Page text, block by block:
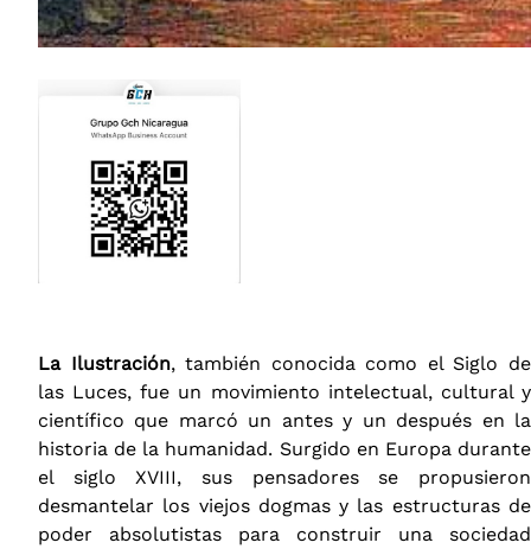
La Ilustración, también conocida como el Siglo de
las Luces, fue un movimiento intelectual, cultural y
científico que marcó un antes y un después en la
historia de la humanidad. Surgido en Europa durante
el siglo XVIII, sus pensadores se propusieron
desmantelar los viejos dogmas y las estructuras de
poder absolutistas para construir una sociedad